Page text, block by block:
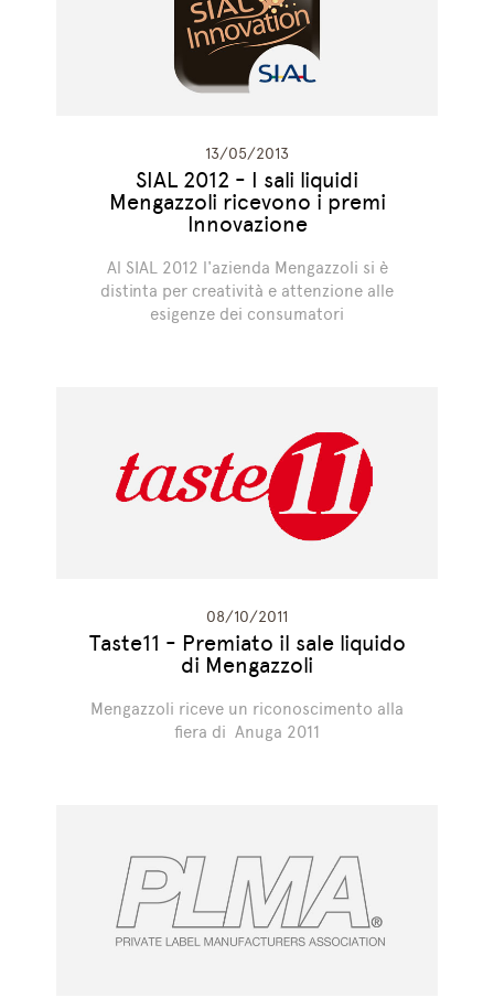
13/05/2013
SIAL 2012 - I sali liquidi
Mengazzoli ricevono i premi
Innovazione
Al SIAL 2012 l'azienda Mengazzoli si è
distinta per creatività e attenzione alle
esigenze dei consumatori
08/10/2011
Taste11 - Premiato il sale liquido
di Mengazzoli
Mengazzoli riceve un riconoscimento alla
fiera di Anuga 2011